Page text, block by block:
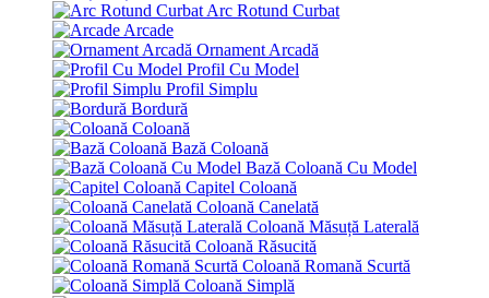
Arc Rotund Curbat
Arcade
Ornament Arcadă
Profil Cu Model
Profil Simplu
Bordură
Coloană
Bază Coloană
Bază Coloană Cu Model
Capitel Coloană
Coloană Canelată
Coloană Măsuță Laterală
Coloană Răsucită
Coloană Romană Scurtă
Coloană Simplă